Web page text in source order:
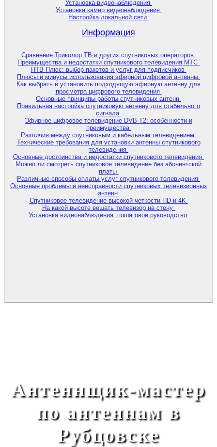
Установка видеонаблюдения
Установка камер видеонаблюдения
Настройка локальной сети
Информация
Сравнение Триколор ТВ и других спутниковых операторов
Преимущества и недостатки спутникового телевидения МТС
НТВ-Плюс: выбор пакетов и услуг для подписчиков
Плюсы и минусы использования эфирной цифровой антенны
Как выбрать и установить подходящую эфирную антенну для
просмотра цифрового телевидения
Основные принципы работы спутниковых антенн
Правильная настройка спутниковую антенну для стабильного
сигнала
Эфирное цифровое телевидение DVB-T2: особенности и
преимущества
Различия между спутниковым и кабельным телевидением
Технические требования для установки антенны спутникового
телевидения
Основные достоинства и недостатки спутникового телевидения
Можно ли смотреть спутниковое телевидение без абонентской
платы
Различные способы оплаты услуг спутникового телевидения
Основные проблемы и неисправности спутниковых телевизионных
антенн
Спутниковое телевидение высокой четкости HD и 4K
На какой высоте вешать телевизор на стену
Установка видеонаблюдения: пошаговое руководство
Антеннщик-мастер
по антеннам в
Рубцовске